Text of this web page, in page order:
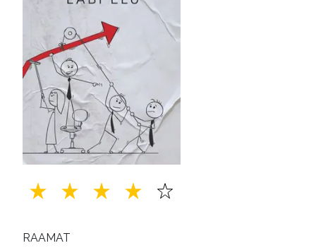
RAAMAT